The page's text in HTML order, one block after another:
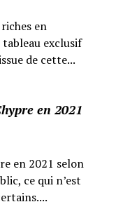
en
tableau exclusif
de cette...
en 2021
en 2021 selon
ce qui n’est